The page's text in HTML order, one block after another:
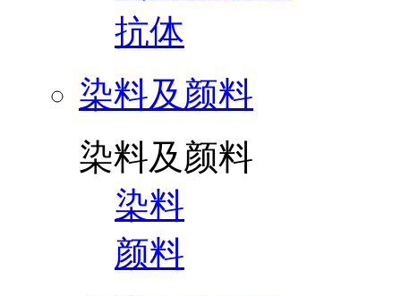
抗体
染料及颜料
染料及颜料
染料
颜料